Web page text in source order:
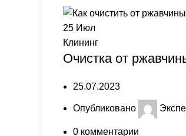
25 Июл
Клининг
Очистка от
25.07.2023
Опубликовано
0 комментарии